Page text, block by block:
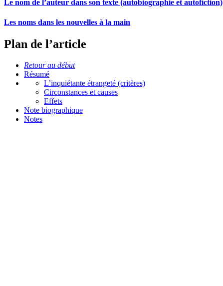
Le nom de l’auteur dans son texte (autobiographie et autofiction)
Les noms dans les nouvelles à la main
Plan de l’article
Retour au début
Résumé
L’inquiétante étrangeté (critères)
Circonstances et causes
Effets
Note biographique
Notes